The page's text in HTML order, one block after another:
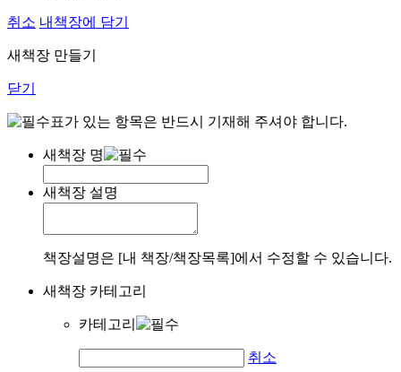
취소 내책장에 담기
새책장 만들기
닫기
표가 있는 항목은 반드시 기재해 주셔야 합니다.
새책장 명
새책장 설명
책장설명은 [내 책장/책장목록]에서 수정할 수 있습니다.
새책장 카테고리
카테고리
취소